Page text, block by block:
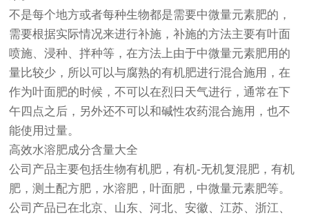
不是每个地方或者每种生物都是需要中微量元素肥的，
需要根据实际情况来进行补施，补施的方法主要有叶面
喷施、浸种、拌种等，在方法上由于中微量元素肥用的
量比较少，所以可以与腐熟的有机肥进行混合施用，在
作为叶面肥的时候，不可以在烈日天气进行，通常在下
午四点之后，另外还不可以和碱性农药混合施用，也不
能使用过量。
高效水溶肥成分含量大全
公司产品主要包括生物有机肥，有机-无机复混肥，有机
肥，测土配方肥，水溶肥，叶面肥，中微量元素肥等。
公司产品已在北京、山东、河北、安徽、江苏、浙江、